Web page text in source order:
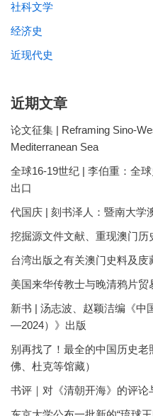
社科文学
经济史
近现代史
近期文章
论文征集 | Reframing Sino-
Mediterranean Sea
全球16-19世纪 | 李伯重：全
出口
代国庆 | 刻书泽人：暨南大学
挖掘源文件文献、重现澳门历
台湾出版之有关澳门史料及庋
美国来华传教士与晚清鸦片贸
新书 | 汤志波、赵颖洁编《中
—2024）》出版
别再找了！最全的中国历史
佛、杜克等馆藏）
书评｜对《清朝开海》的评论